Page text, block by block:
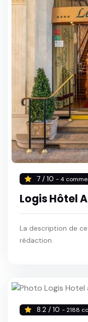
7 / 10 - 4
Logis Hôtel
La description de
rédaction.
8.2 / 10 - 2188